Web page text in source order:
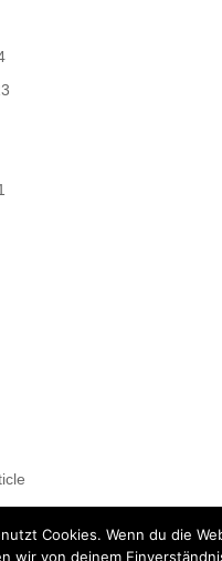
Cookies. Wenn du die
wir von deinem